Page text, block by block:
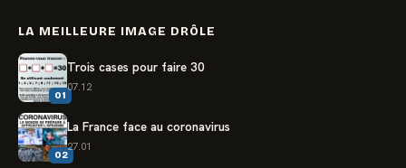
LA MEILLEURE IMAGE DRÔLE
01
Trois cases pour faire 30
07.12
02
La France face au coronavirus
27.01